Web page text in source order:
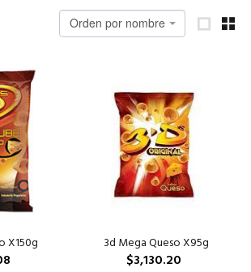
Orden por nombre
X150g 3d Mega Queso X95g
$3,130.20